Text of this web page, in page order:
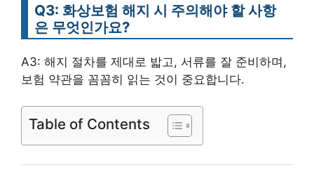
Q3: 화상보험 해지 시 주의해야 할 사항
은 무엇인가요?
A3: 해지 절차를 제대로 밟고, 서류를 잘 준비하며,
보험 약관을 꼼꼼히 읽는 것이 중요합니다.
Table of Contents